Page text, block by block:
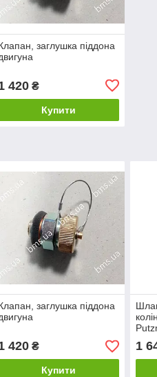
заглушка піддона
420₴
Купити
заглушка піддона
420₴
Купити
1